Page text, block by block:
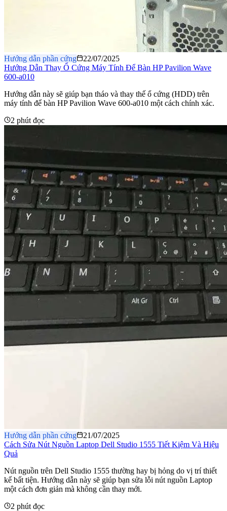
Hướng dẫn phần cứng
22/07/2025
Hướng Dẫn Thay Ổ Cứng Máy Tính Để Bàn HP Pavilion Wave
600-a010
Hướng dẫn này sẽ giúp bạn tháo và thay thế ổ cứng (HDD) trên
máy tính để bàn HP Pavilion Wave 600-a010 một cách chính xác.
2 phút đọc
Hướng dẫn phần cứng
21/07/2025
Cách Sửa Nút Nguồn Laptop Dell Studio 1555 Tiết Kiệm Và Hiệu
Quả
Nút nguồn trên Dell Studio 1555 thường hay bị hỏng do vị trí thiết
kế bất tiện. Hướng dẫn này sẽ giúp bạn sửa lỗi nút nguồn Laptop
một cách đơn giản mà không cần thay mới.
2 phút đọc